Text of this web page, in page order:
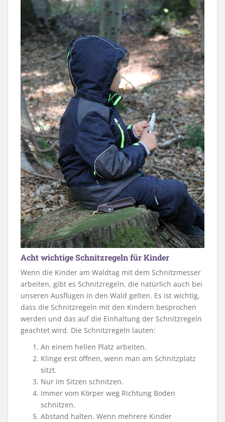
Acht wichtige Schnitzregeln für Kinder
Wenn die Kinder am Waldtag mit dem Schnitzmesser
arbeiten, gibt es Schnitzregeln, die natürlich auch bei
unseren Ausflügen in den Wald gelten. Es ist wichtig,
dass die Schnitzregeln mit den Kindern besprochen
werden und das auf die Einhaltung der Schnitzregeln
geachtet wird. Die Schnitzregeln lauten:
An einem hellen Platz arbeiten.
Klinge erst öffnen, wenn man am Schnitzplatz
sitzt.
Nur im Sitzen schnitzen.
Immer vom Körper weg Richtung Boden
schnitzen.
Abstand halten. Wenn mehrere Kinder